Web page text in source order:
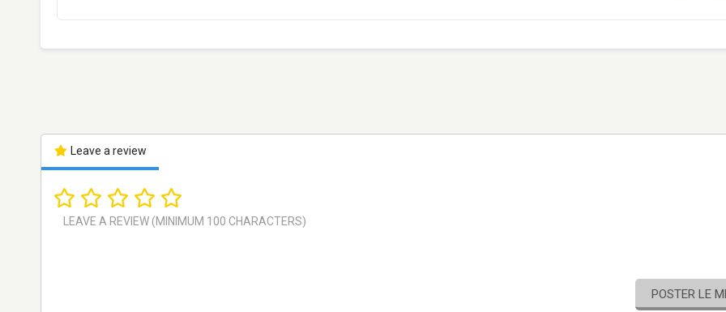
Leave a review
POSTER LE